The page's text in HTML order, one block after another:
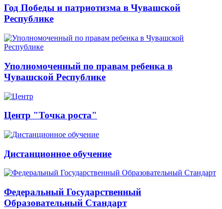
Год Победы и патриотизма в Чувашской
Республике
Уполномоченный по правам ребенка в
Чувашской Республике
Центр "Точка роста"
Дистанционное обучение
Федеральный Государственный
Образовательный Стандарт